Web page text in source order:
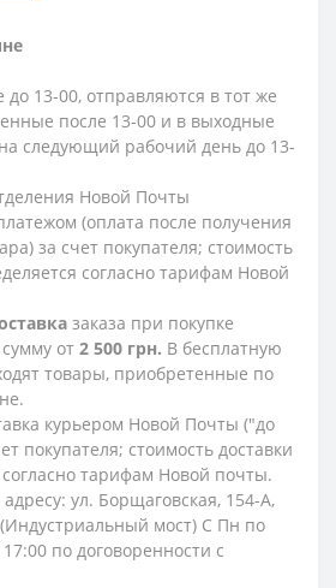
13-00, отправляются в тот же
после 13-00 и в выходные
следующий рабочий день до 13-
Новой Почты
(оплата после получения
за счет покупателя; стоимость
согласно тарифам Новой
заказа при покупке
от 2 500 грн. В бесплатную
товары, приобретенные по
курьером Новой Почты ("до
покупателя; стоимость доставки
тарифам Новой почты.
ул. Борщаговская, 154-А,
мост) С Пн по
по договоренности с